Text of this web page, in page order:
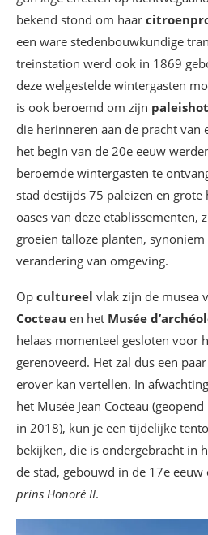
bekend stond om haar
een ware stedenbouwkundige
treinstation werd ook in 1869
deze welgestelde wintergasten
is ook beroemd om zijn
die herinneren aan de pracht van
het begin van de 20e eeuw
beroemde wintergasten te
stad destijds 75 paleizen en
oases van deze etablissementen,
groeien talloze planten,
verandering van omgeving.
Op cultureel vlak zijn de musea
Cocteau en het Musée
helaas momenteel gesloten voor
gerenoveerd. Het zal dus een
erover kan vertellen. In
het Musée Jean Cocteau
in 2018), kun je een tijdelijke
bekijken, die is ondergebracht in
de stad, gebouwd in de 17e
prins Honoré II.